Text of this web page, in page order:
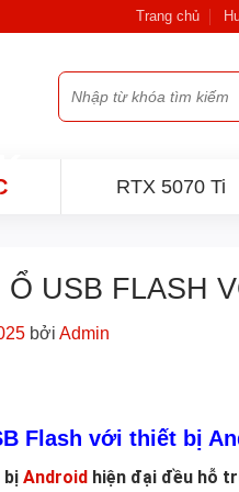
Trang chủ
Tìm
kiếm:
RTX 5070 Ti
USB FLASH
bởi Admin
Flash với thiết bị
bị Android hiện đại đều hỗ